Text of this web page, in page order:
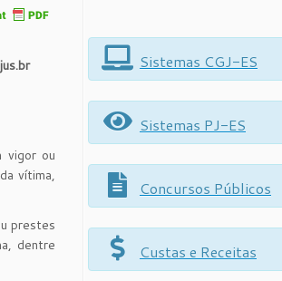
vigor ou
vítima,
prestes
dentre
Sistemas CGJ-ES
Sistemas PJ-ES
Concursos Públicos
Custas e Receitas